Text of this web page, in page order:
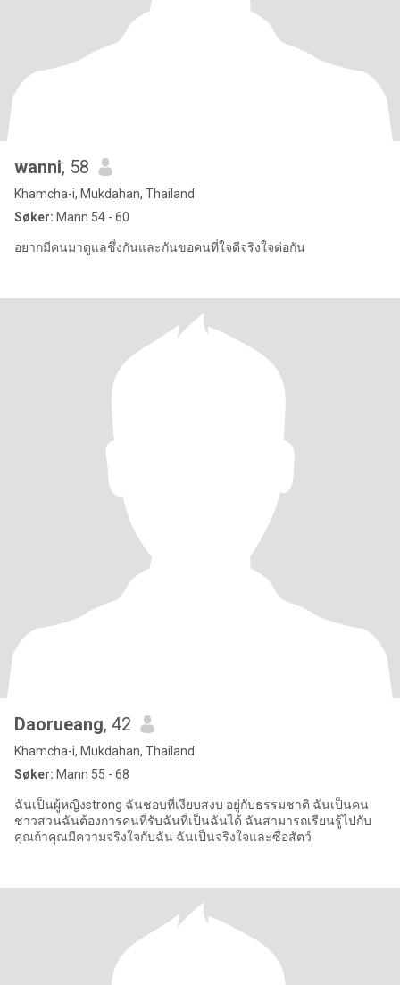
wanni, 58
Khamcha-i, Mukdahan, Thailand
Søker: Mann 54 - 60
อยากมีคนมาดูแลชึ่งกันและกันขอคนที่ใจดีจริงใจต่อกัน
Daorueang, 42
Khamcha-i, Mukdahan, Thailand
Søker: Mann 55 - 68
ฉันเป็นผู้หญิงstrong ฉันชอบที่เงียบสงบ อยู่กับธรรมชาติ ฉันเป็นคน
ชาวสวนฉันต้องการคนที่รับฉันที่เป็นฉันได้ ฉันสามารถเรียนรู้ไปกับ
คุณถ้าคุณมีความจริงใจกับฉัน ฉันเป็นจริงใจและซื่อสัตว์